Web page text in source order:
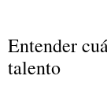
Entender
talento